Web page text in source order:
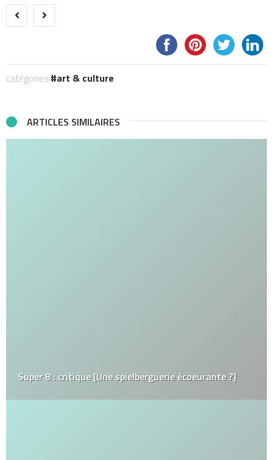
catégories: art & culture
ARTICLES SIMILAIRES
Super 8 : critique [Une spielberguerie écoeurante ?]